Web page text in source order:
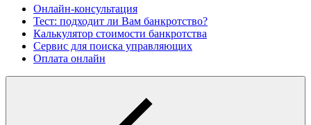
Онлайн-консультация
Тест: подходит ли Вам банкротство?
Калькулятор стоимости банкротства
Сервис для поиска управляющих
Оплата онлайн